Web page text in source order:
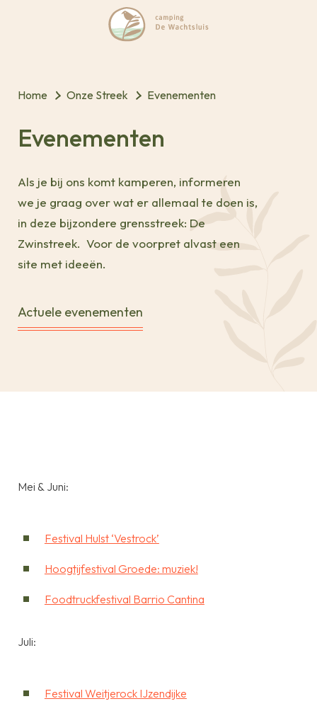
Home Onze Streek Evenementen
Evenementen
Als je bij ons komt kamperen, informeren
we je graag over wat er allemaal te doen is,
in deze bijzondere grensstreek: De
Zwinstreek. Voor de voorpret alvast een
site met ideeën.
Actuele evenementen
Mei & Juni:
Festival Hulst ‘Vestrock’
Hoogtijfestival Groede: muziek!
Foodtruckfestival Barrio Cantina
Juli:
Festival Weitjerock IJzendijke